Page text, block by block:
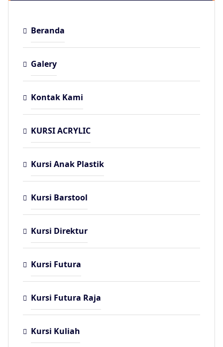
Beranda
Galery
Kontak Kami
KURSI ACRYLIC
Kursi Anak Plastik
Kursi Barstool
Kursi Direktur
Kursi Futura
Kursi Futura Raja
Kursi Kuliah